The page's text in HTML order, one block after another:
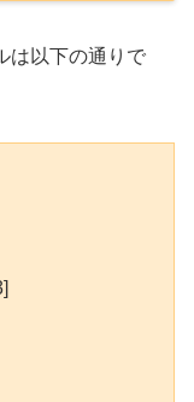
は以下の通りで